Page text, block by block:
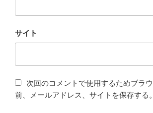
サイト
次回のコメントで使用するためブラ
前、メールアドレス、サイトを保存する。